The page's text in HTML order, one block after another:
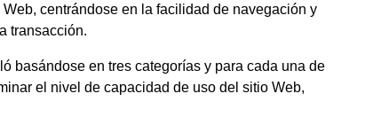
centrándose en la facilidad de navegación y
transacción.
basándose en tres categorías y para cada una de
el nivel de capacidad de uso del sitio Web,